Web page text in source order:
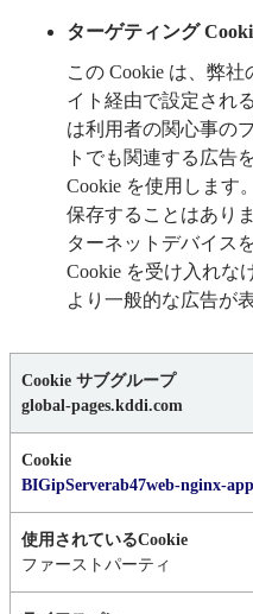
ターゲティング
この Cookie は、弊
イト経由で設定され
は利用者の関心事の
トでも関連する広告
Cookie を使用します
保存することはあり
ターネットデバイス
Cookie を受け入れな
より一般的な広告が
パ
フ
ォ
ー
マ
ン
ス
Cookie,
global-pages.kddi.com
BIGipServerab47web-nginx-
ファーストパーティ